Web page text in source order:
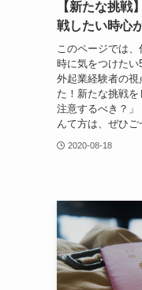
【新たな挑戦
戦したい時心
このページでは
時に気をつけた
外起業経験者の視
た！新たな挑戦
注意するべき？
んて方は、ぜひご
2020-08-18